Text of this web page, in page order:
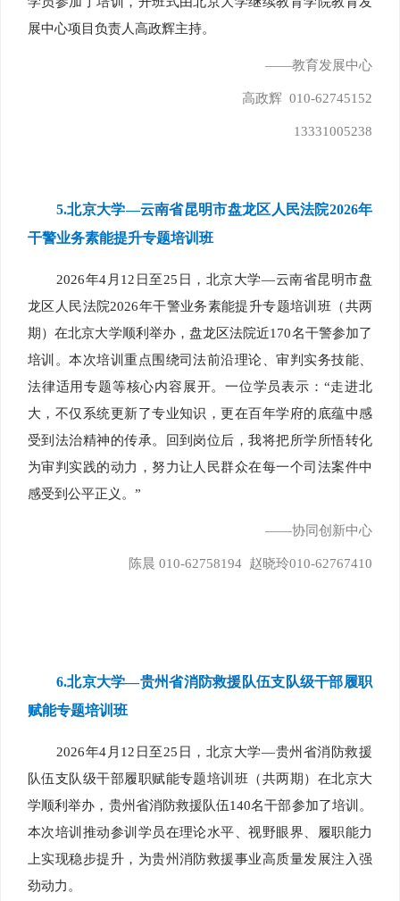
展中心项目负责人高政辉主持。
——教育发展中心
高政辉 010-62745152
13331005238
5.北京大学—云南省昆明市盘龙区人民法院2026年
干警业务素能提升专题培训班
2026年4月12日至25日，北京大学—云南省昆明市盘
龙区人民法院2026年干警业务素能提升专题培训班（共两
期）在北京大学顺利举办，盘龙区法院近170名干警参加了
培训。本次培训重点围绕司法前沿理论、审判实务技能、
法律适用专题等核心内容展开。一位学员表示：“走进北
大，不仅系统更新了专业知识，更在百年学府的底蕴中感
受到法治精神的传承。回到岗位后，我将把所学所悟转化
为审判实践的动力，努力让人民群众在每一个司法案件中
感受到公平正义。”
——协同创新中心
陈晨 010-62758194 赵晓玲010-62767410
6.北京大学—贵州省消防救援队伍支队级干部履职
赋能专题培训班
2026年4月12日至25日，北京大学—贵州省消防救援
队伍支队级干部履职赋能专题培训班（共两期）在北京大
学顺利举办，贵州省消防救援队伍140名干部参加了培训。
本次培训推动参训学员在理论水平、视野眼界、履职能力
上实现稳步提升，为贵州消防救援事业高质量发展注入强
劲动力。